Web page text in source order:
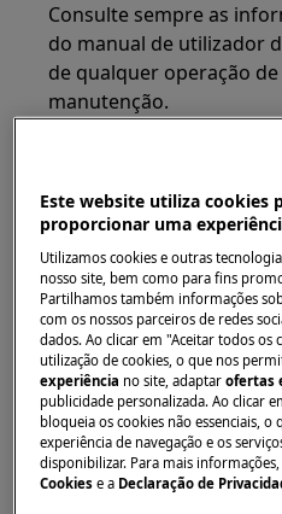
Consulte sempre as
do manual de utilizador
de qualquer operação
manutenção.
AVISO!RISCO DE
Antes de qualquer
manutenção, desative o
ficha da tomada.
Este website utiliza cookies
proporcionar uma
Utilizamos cookies e outras
nosso site, bem como para fins
Partilhamos também informações
com os nossos parceiros de redes
dados. Ao clicar em "Aceitar todos os
utilização de cookies, o que nos
experiência no site, adaptarofertas
publicidade personalizada. Ao clicar
bloqueia os cookies não essenciais, o
experiência de navegação e os
disponibilizar. Para mais
Cookies e a Declaração de